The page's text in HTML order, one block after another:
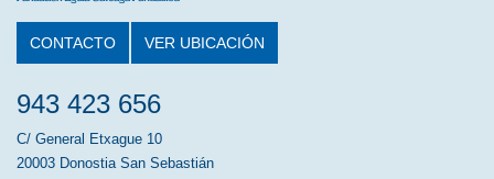
CONTACTO VER UBICACIÓN
943 423 656
C/ General Etxague 10
20003 Donostia San Sebastián